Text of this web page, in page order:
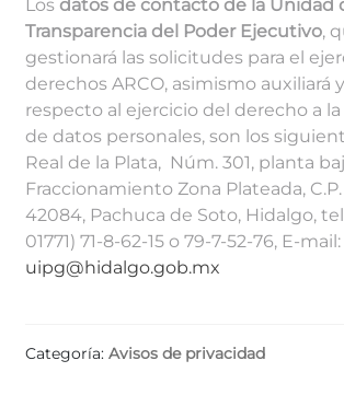
Los datos de contacto de la Unidad
Transparencia del Poder Ejecutivo,
gestionará las solicitudes para el
derechos ARCO, asimismo auxiliará
respecto al ejercicio del derecho a
de datos personales, son los
Real de la Plata, Núm. 301, planta
Fraccionamiento Zona Plateada, C.P.
42084, Pachuca de Soto, Hidalgo,
01771) 71-8-62-15 o 79-7-52-76, E-mail:
uipg@hidalgo.gob.mx
Categoría: Avisos de privacidad